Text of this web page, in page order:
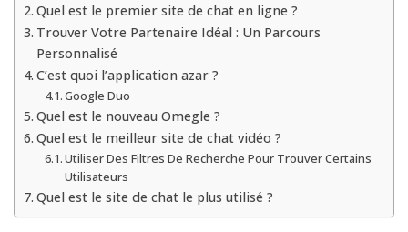
Quel est le premier site de chat en ligne ?
Trouver Votre Partenaire Idéal : Un Parcours
Personnalisé
C’est quoi l’application azar ?
Google Duo
Quel est le nouveau Omegle ?
Quel est le meilleur site de chat vidéo ?
Utiliser Des Filtres De Recherche Pour Trouver Certains
Utilisateurs
Quel est le site de chat le plus utilisé ?